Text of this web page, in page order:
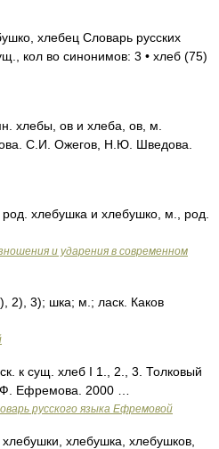
хлебец Словарь русских
кол во синонимов: 3 • хлеб (75)
хлебы, ов и хлеба, ов, м.
С.И. Ожегов, Н.Ю. Шведова.
хлебушка и хлебушко, м., род.
и ударения в современном
2), 3); шка; м.; ласк. Каков
к сущ. хлеб I 1., 2., 3. Толковый
Ефремова. 2000 …
русского языка Ефремовой
хлебушка, хлебушков,